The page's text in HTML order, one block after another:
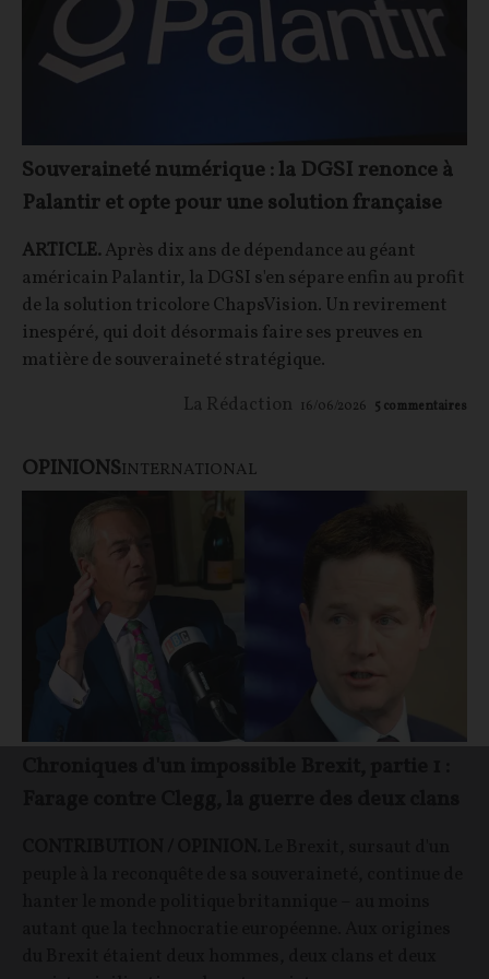
Souveraineté numérique : la DGSI renonce à
Palantir et opte pour une solution française
ARTICLE.Après dix ans de dépendance au géant
américain Palantir, la DGSI s'en sépare enfin au profit
de la solution tricolore ChapsVision. Un revirement
inespéré, qui doit désormais faire ses preuves en
matière de souveraineté stratégique.
La Rédaction 16/06/2026 5 commentaires
OPINIONSINTERNATIONAL